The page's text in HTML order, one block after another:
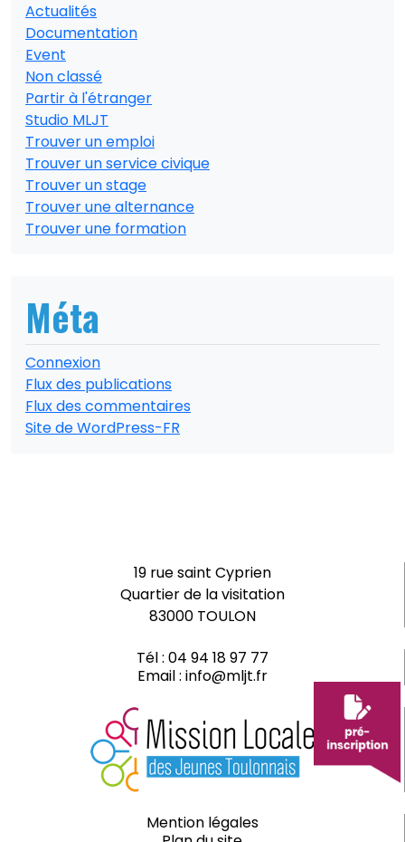
Actualités
Documentation
Event
Non classé
Partir à l'étranger
Studio MLJT
Trouver un emploi
Trouver un service civique
Trouver un stage
Trouver une alternance
Trouver une formation
Méta
Connexion
Flux des publications
Flux des commentaires
Site de WordPress-FR
19 rue saint Cyprien
Quartier de la visitation
83000 TOULON
Tél : 04 94 18 97 77
Email : info@mljt.fr
Mention légales